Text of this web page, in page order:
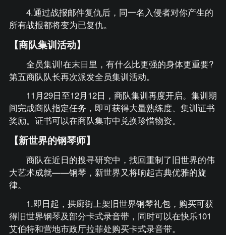
4.通过战报邮件复仇后，同一名入侵者对你产生的
所有战报都将变为已复仇。
【商队集训活动】
全员集训!在末日里，有什么比更强的身体更重要?
第五商队队长再次派发全员集训活动。
11月29日至12月12日，商队集训再度开启。集训期
间完成商队指定任务，即可获得大量熟练度、集训证书
奖励。证书可以在商队集市中兑换珍惜物资。
【新世界的钢琴师】
商队在近日的搜寻研究中，找回重制了旧世界的伟
大艺术成就——钢琴，新世界又将响起古典优雅的旋
律。
1.即日起，拱廊街上架旧世界钢琴礼包，购买可获
得旧世界钢琴及部分卡式录音带，同时可以在快乐101
艾伯特和营地市政厅拉菲处购买卡式录音带。